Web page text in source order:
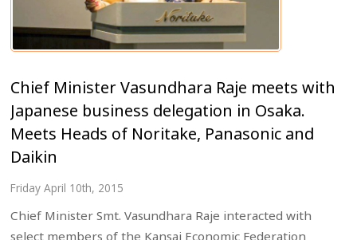
Chief Minister Vasundhara Raje meets with
Japanese business delegation in Osaka.
Meets Heads of Noritake, Panasonic and
Daikin
Friday April 10th, 2015
Chief Minister Smt. Vasundhara Raje interacted with
select members of the Kansai Economic Federation